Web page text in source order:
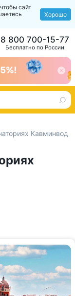
сайт
Хорошо
Бесплатно по России
8 800 700-15-77
Кавминвод